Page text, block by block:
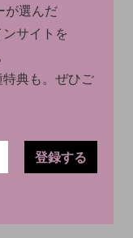
撼させた有名ギ
が選んだ
サイトを
典も。ぜひご
登録する